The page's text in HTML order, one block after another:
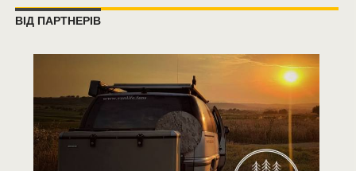
ВІД ПАРТНЕРІВ